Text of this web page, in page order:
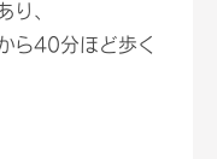
り、
ら40分ほど歩く